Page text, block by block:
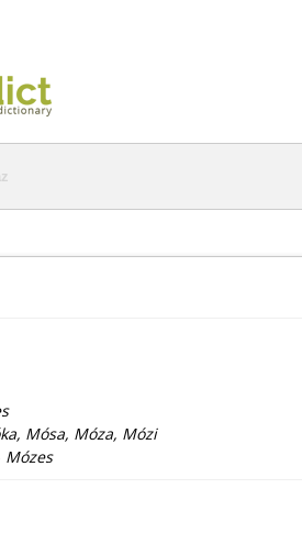
Mósa, Móza, Mózi
Mózes